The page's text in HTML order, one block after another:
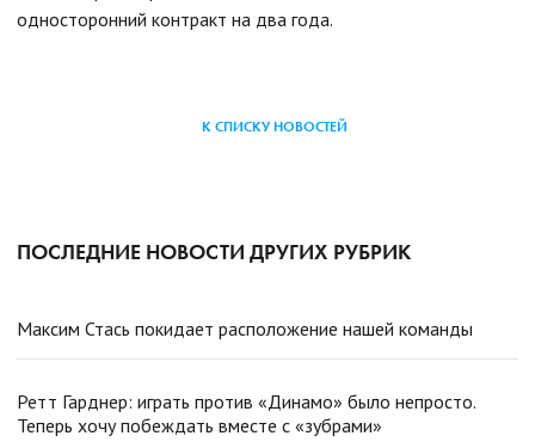
односторонний контракт на два года.
К СПИСКУ НОВОСТЕЙ
ПОСЛЕДНИЕ НОВОСТИ ДРУГИХ РУБРИК
Максим Стась покидает расположение нашей команды
Ретт Гарднер: играть против «Динамо» было непросто.
Теперь хочу побеждать вместе с «зубрами»